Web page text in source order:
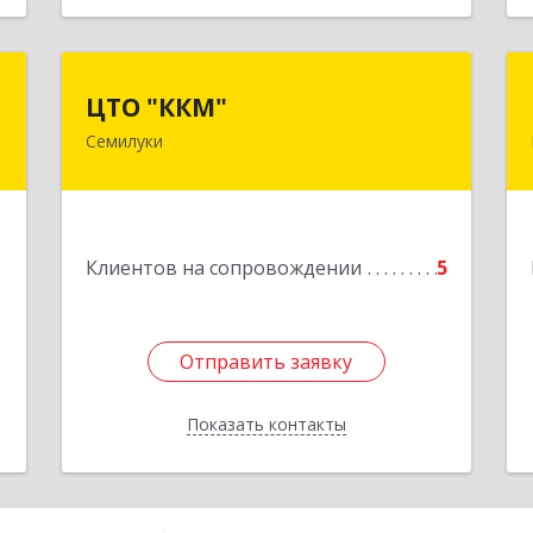
ЦТО "ККМ"
Семилуки
Клиентов на сопровождении 5
Отправить заявку
Показать контакты
Отправить заявку
Назад